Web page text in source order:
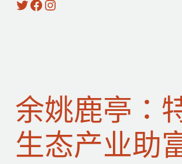
X Facebook Instagram
余姚鹿亭：
生态产业助